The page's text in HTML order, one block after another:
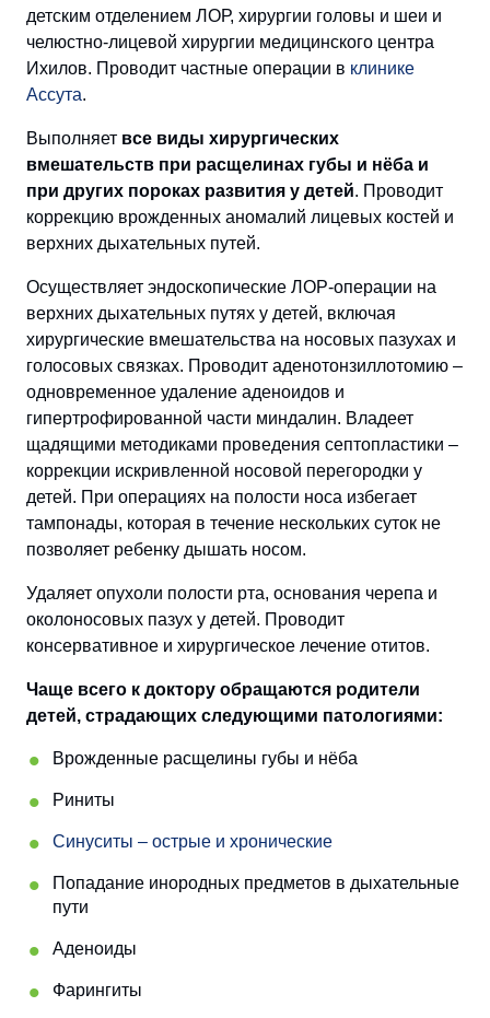
детским отделением ЛОР, хирургии головы и шеи и
челюстно-лицевой хирургии медицинского центра
Ихилов. Проводит частные операции в клинике
Ассута.
Выполняет все виды хирургических
вмешательств при расщелинах губы и нёба и
при других пороках развития у детей. Проводит
коррекцию врожденных аномалий лицевых костей и
верхних дыхательных путей.
Осуществляет эндоскопические ЛОР-операции на
верхних дыхательных путях у детей, включая
хирургические вмешательства на носовых пазухах и
голосовых связках. Проводит аденотонзиллотомию –
одновременное удаление аденоидов и
гипертрофированной части миндалин. Владеет
щадящими методиками проведения септопластики –
коррекции искривленной носовой перегородки у
детей. При операциях на полости носа избегает
тампонады, которая в течение нескольких суток не
позволяет ребенку дышать носом.
Удаляет опухоли полости рта, основания черепа и
околоносовых пазух у детей. Проводит
консервативное и хирургическое лечение отитов.
Чаще всего к доктору обращаются родители
детей, страдающих следующими патологиями:
Врожденные расщелины губы и нёба
Риниты
Синуситы – острые и хронические
Попадание инородных предметов в дыхательные
пути
Аденоиды
Фарингиты